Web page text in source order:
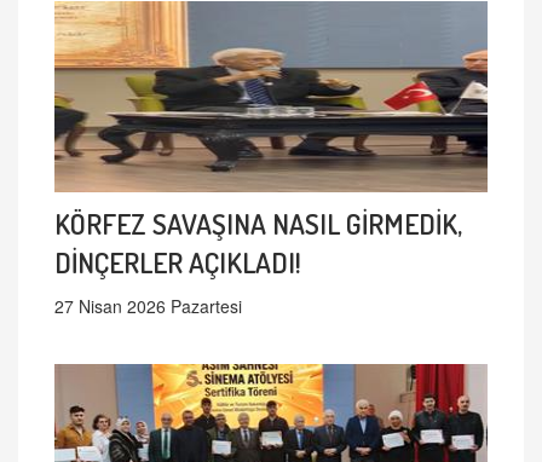
KÖRFEZ SAVAŞINA NASIL GİRMEDİK,
DİNÇERLER AÇIKLADI!
27 Nisan 2026 Pazartesi